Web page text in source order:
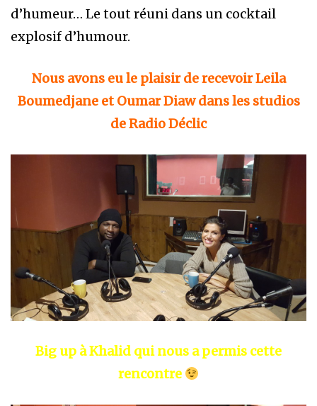
d’humeur… Le tout réuni dans un cocktail
explosif d’humour.
Nous avons eu le plaisir de recevoir Leila
Boumedjane et Oumar Diaw dans les studios
de Radio Déclic
Big up à Khalid qui nous a permis cette
rencontre